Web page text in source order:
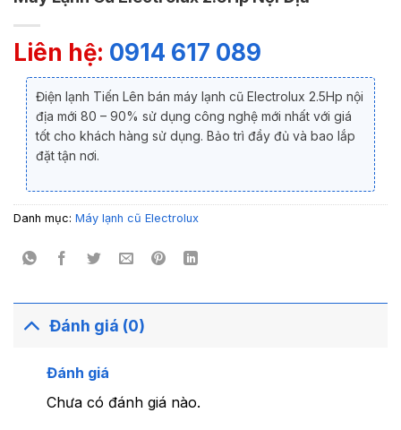
Liên hệ: 0914 617 089
Điện lạnh Tiến Lên bán máy lạnh cũ Electrolux 2.5Hp nội
địa mới 80 – 90% sử dụng công nghệ mới nhất với giá
tốt cho khách hàng sử dụng. Bảo trì đầy đủ và bao lắp
đặt tận nơi.
Danh mục: Máy lạnh cũ Electrolux
Đánh giá (0)
Đánh giá
Chưa có đánh giá nào.